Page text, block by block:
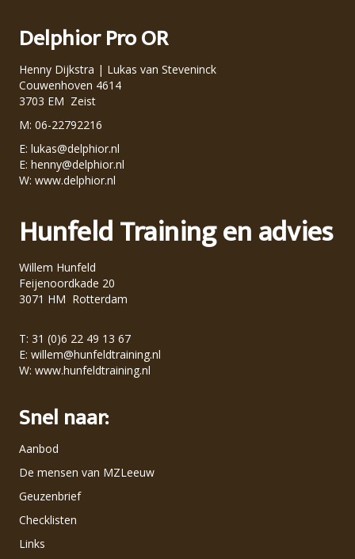
Delphior Pro OR
Henny Dijkstra | Lukas van Steveninck
Couwenhoven 4614
3703 EM Zeist
M: 06-22792216
E: lukas@delphior.nl
E: henny@delphior.nl
W: www.delphior.nl
Hunfeld Training en advies
Willem Hunfeld
Feijenoordkade 20
3071 HM Rotterdam
T: 31 (0)6 22 49 13 67
E: willem@hunfeldtraining.nl
W: www.hunfeldtraining.nl
Snel naar:
Aanbod
De mensen van MZLeeuw
Geuzenbrief
Checklisten
Links